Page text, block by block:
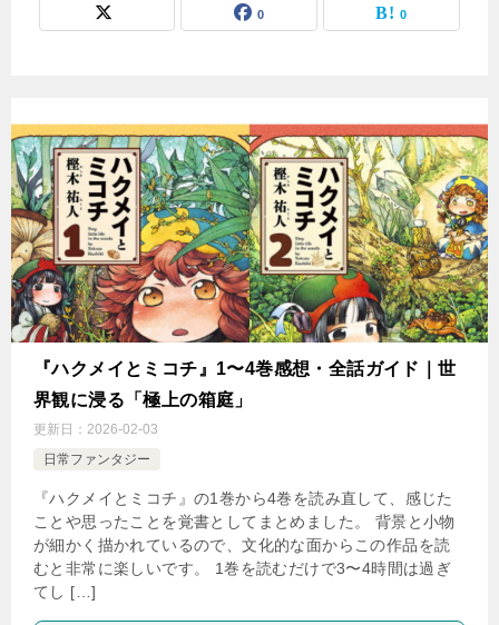
0 0
『ハクメイとミコチ』1〜4巻感想・全話ガイド｜世
界観に浸る「極上の箱庭」
更新日： 2026-02-03
日常ファンタジー
『ハクメイとミコチ』の1巻から4巻を読み直して、感じた
ことや思ったことを覚書としてまとめました。 背景と小物
が細かく描かれているので、文化的な面からこの作品を読
むと非常に楽しいです。 1巻を読むだけで3〜4時間は過ぎ
てし […]